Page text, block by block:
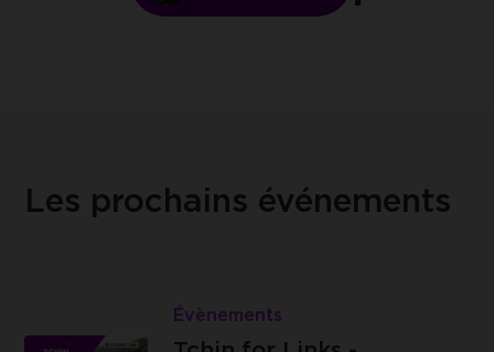
Les prochains événements
Évènements
Les
for